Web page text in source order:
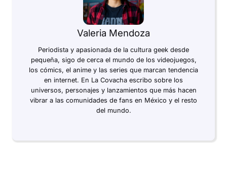
Valeria Mendoza
Periodista y apasionada de la cultura geek desde
pequeña, sigo de cerca el mundo de los videojuegos,
los cómics, el anime y las series que marcan tendencia
en internet. En La Covacha escribo sobre los
universos, personajes y lanzamientos que más hacen
vibrar a las comunidades de fans en México y el resto
del mundo.